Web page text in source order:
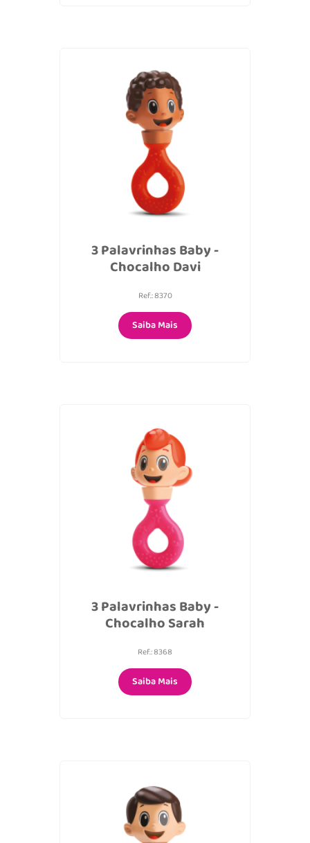
3 Palavrinhas Baby -
Chocalho Davi
Ref.: 8370
Saiba Mais
3 Palavrinhas Baby -
Chocalho Sarah
Ref.: 8368
Saiba Mais